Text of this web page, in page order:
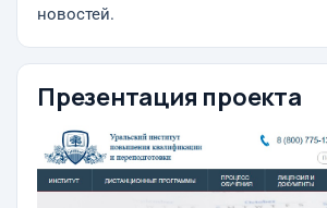
новостей.
Презентация проекта